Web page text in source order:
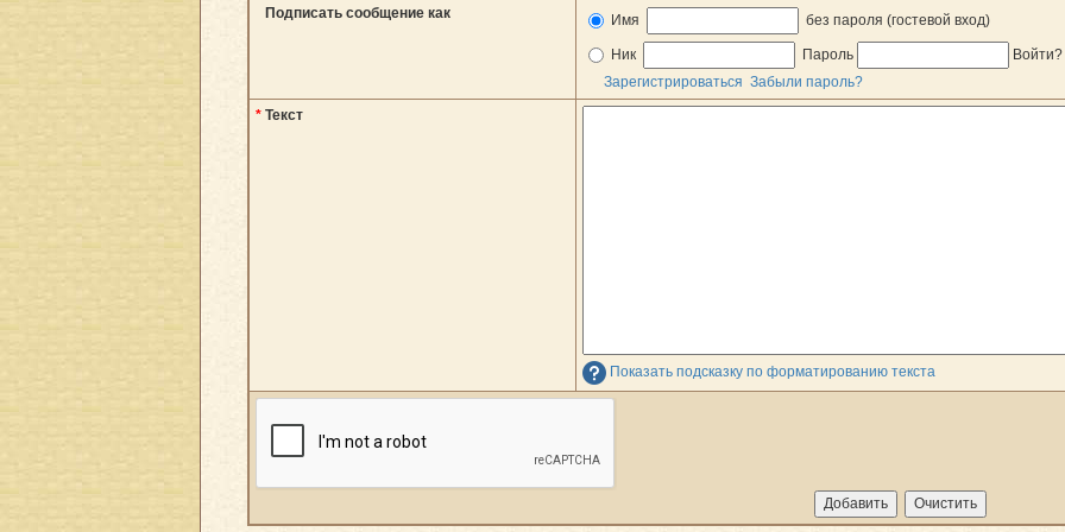
Подписать сообщение как Имя без пароля (гостевой вход)
Ник Пароль
Войти?
Зарегистрироваться Забыли пароль?
* Текст
Показать подсказку по форматированию текста